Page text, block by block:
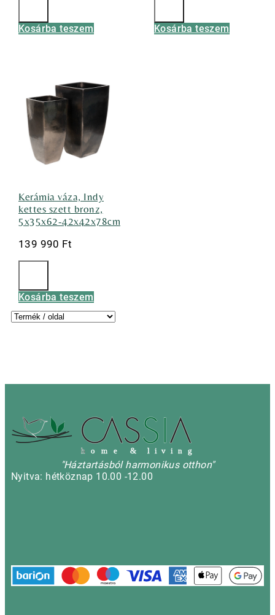
Kosárba teszem Kosárba teszem
Kerámia váza, Indy
kettes szett bronz,
5x35x62-42x42x78cm
139 990 Ft
Kosárba teszem
h o m e & l i v i n g
"Háztartásból harmonikus otthon"
Nyitva: hétköznap 10.00 -12.00